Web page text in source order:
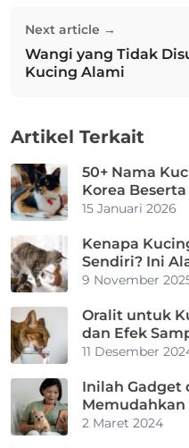
Next article →
Next post:
Wangi yang Tidak
Kucing Alami
Artikel Terkait
50+ Nama
Korea
15 Januari 2026
Kenapa
Sendiri? Ini
Mencegahnya
9 November
Oralit untuk
dan Efek
11 Desember
Inilah Gadget
Memudahkan
Hewan
2 Maret 2024